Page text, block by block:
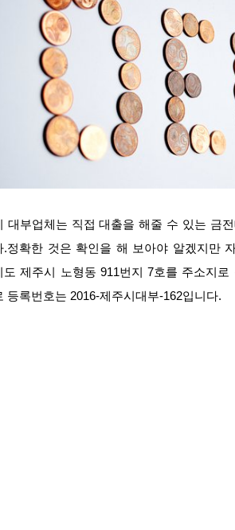
대부업체는 직접 대출을 해줄 수 있는 금
.정확한 것은 확인을 해 보아야 알겠지만
도 제주시 노형동 911번지 7호를 주소지로
등록번호는 2016-제주시대부-162입니다.